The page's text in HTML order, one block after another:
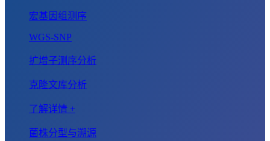
宏基因组测序
WGS-SNP
扩增子测序分析
克隆文库分析
了解详情 +
菌株分型与溯源